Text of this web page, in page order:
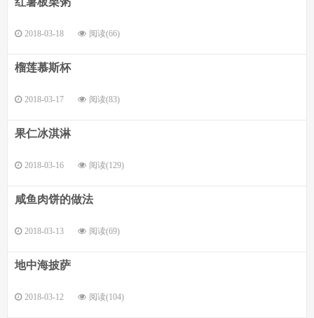
2018-03-18 阅读(66)
榴莲慕斯杯
2018-03-17 阅读(83)
果仁冰淇淋
2018-03-16 阅读(129)
咸鱼肉饼的做法
2018-03-13 阅读(69)
地中海披萨
2018-03-12 阅读(104)